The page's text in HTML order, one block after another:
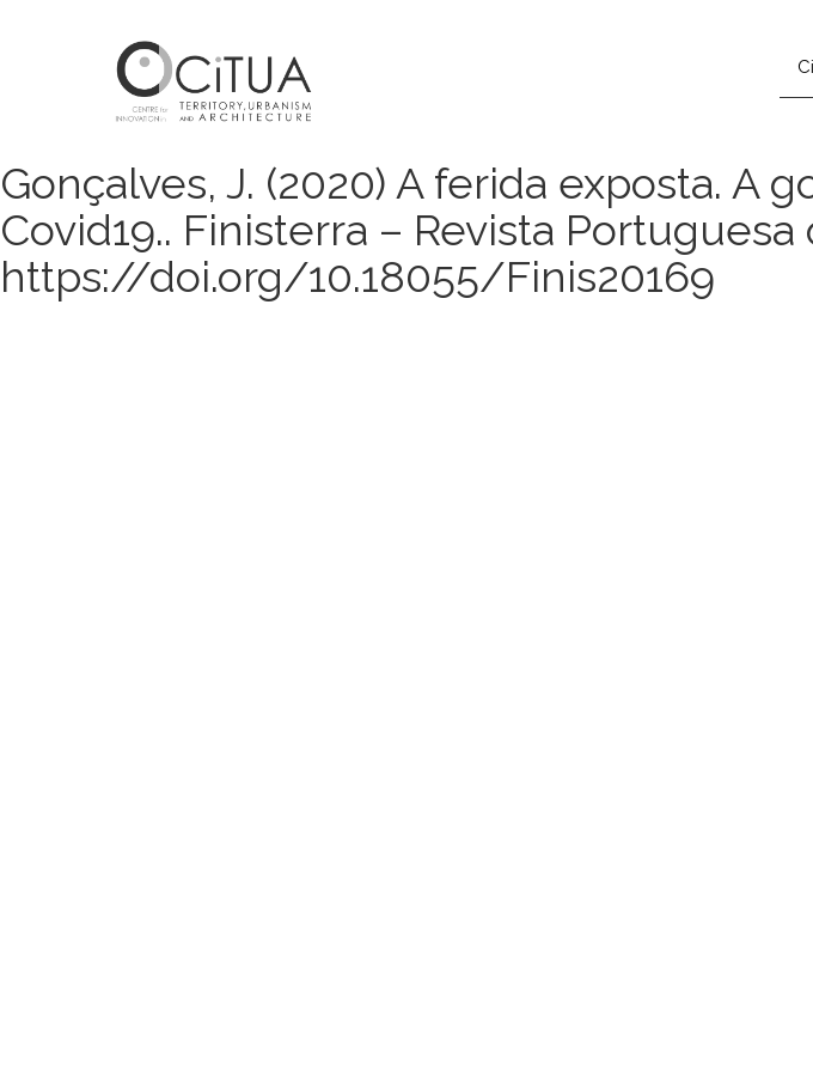
Gonçalves, J. (2020) A ferida exposta.
Covid19.. Finisterra – Revista
https://doi.org/10.18055/Finis20169